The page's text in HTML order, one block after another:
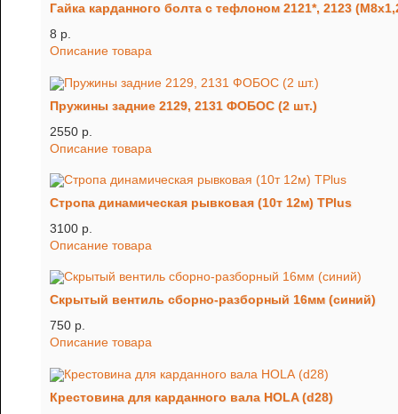
Гайка карданного болта с тефлоном 2121*, 2123
8 p.
Описание товара
Пружины задние 2129, 2131 ФОБОС (2 шт.)
2550 p.
Описание товара
Стропа динамическая рывковая (10т 12м) TРlus
3100 p.
Описание товара
Скрытый вентиль сборно-разборный 16мм (синий)
750 p.
Описание товара
Крестовина для карданного вала HOLA (d28)